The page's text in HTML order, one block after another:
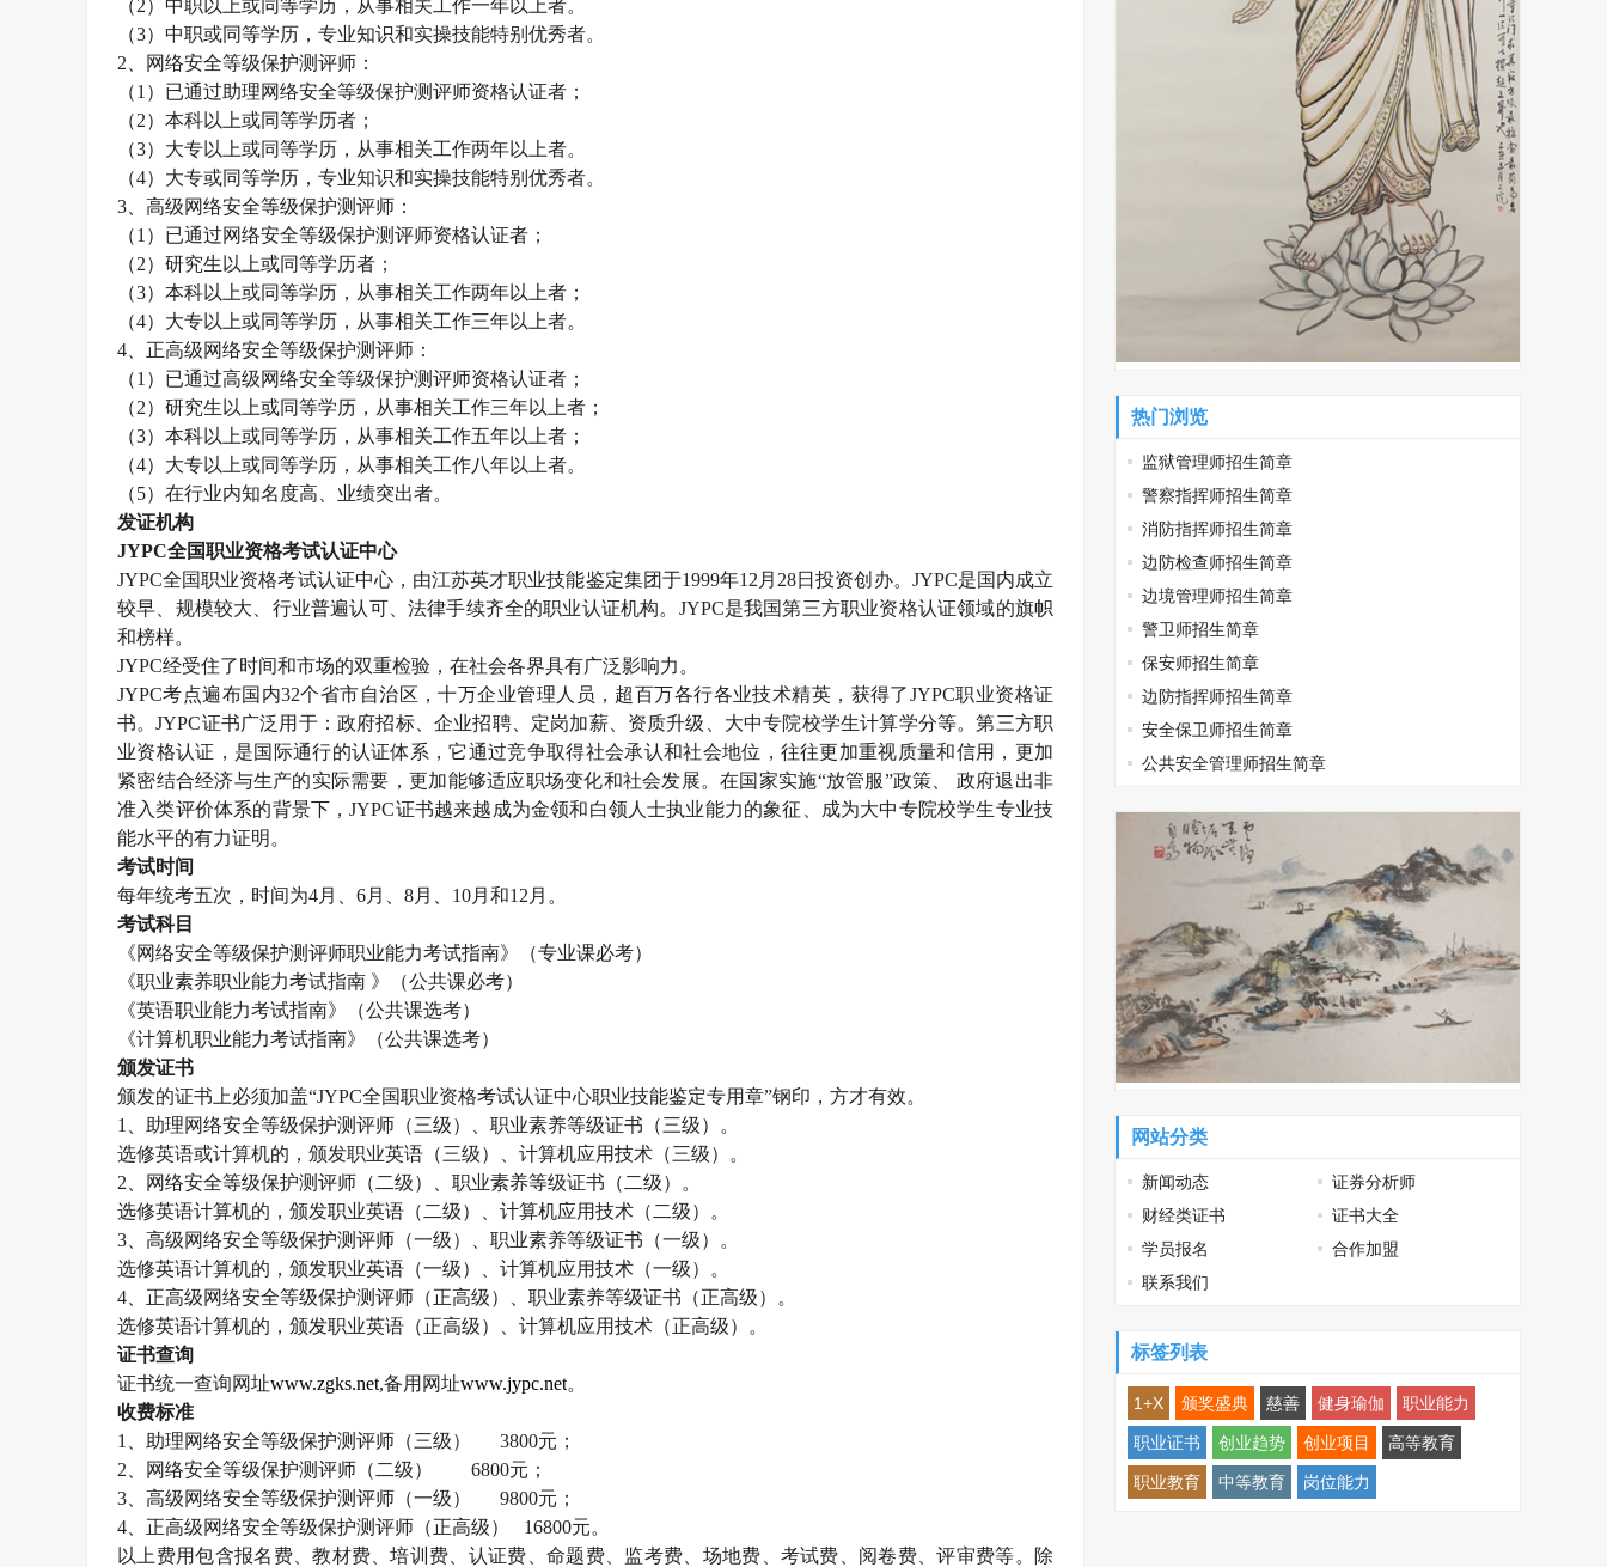
（ 2 ）中职以上或同等学历，从事相关工作一年以上者。
（3）中职或同等学历，专业知识和实操技能特别优秀者。
2 、网络安全等级保护测评师：
（1 ）已通过助理网络安全等级保护测评师资格认证者；
（2）本科以上或同等学历者；
（3）大专以上或同等学历，从事相关工作两年以上者。
（4）大专或同等学历，专业知识和实操技能特别优秀者。
3 、高级网络安全等级保护测评师：
（1 ）已通过网络安全等级保护测评师资格认证者；
（2）研究生以上或同等学历者；
（3）本科以上或同等学历，从事相关工作两年以上者；
（4）大专以上或同等学历，从事相关工作三年以上者。
4 、正高级网络安全等级保护测评师：
（1 ）已通过高级网络安全等级保护测评师资格认证者；
（2）研究生以上或同等学历，从事相关工作三年以上者；
（3）本科以上或同等学历，从事相关工作五年以上者；
（4）大专以上或同等学历，从事相关工作八年以上者。
（5）在行业内知名度高、业绩突出者。
发证机构
JYPC全国职业资格考试认证中心
JYPC全国职业资格考试认证中心，由江苏英才职业技能鉴定集团于1999年12 月 28日投资创办。 JYPC是国内成立
较早、规模较大、行业普遍认可、法律手续齐全的职业认证机构。 JYPC是我国第三方职业资格认证领域的旗帜
和榜样。
JYPC经受住了时间和市场的双重检验，在社会各界具有广泛影响力。
JYPC考点遍布国内32个省市自治区，十万企业管理人员，超百万各行各业技术精英，获得了JYPC职业资格证
书。JYPC证书广泛用于：政府招标、企业招聘、定岗加薪、资质升级、大中专院校学生计算学分等。第三方职
业资格认证，是国际通行的认证体系，它通过竞争取得社会承认和社会地位，往往更加重视质量和信用，更加
紧密结合经济与生产的实际需要，更加能够适应职场变化和社会发展。在国家实施“放管服”政策、 政府退出非
准入类评价体系的背景下，JYPC证书越来越成为金领和白领人士执业能力的象征、成为大中专院校学生专业技
能水平的有力证明。
考试时间
每年统考五次，时间为4月、 6月、 8月、 10月和12 月。
考试科目
《网络安全等级保护测评师职业能力考试指南》（专业课必考）
《职业素养职业能力考试指南 》（公共课必考）
《英语职业能力考试指南》（公共课选考）
《计算机职业能力考试指南》（公共课选考）
颁发证书
颁发的证书上必须加盖“JYPC全国职业资格考试认证中心职业技能鉴定专用章”钢印，方才有效。
1
、助理网络安全等级保护测评师（三级）、职业素养等级证书（三级）。
选修英语或计算机的，颁发职业英语（三级）、计算机应用技术（三级）。
2 、网络安全等级保护测评师（二级）、职业素养等级证书（二级）。
选修英语计算机的，颁发职业英语（二级）、计算机应用技术（二级）。
3 、高级网络安全等级保护测评师（一级）、职业素养等级证书（一级）。
选修英语计算机的，颁发职业英语（一级）、计算机应用技术（一级）。
4 、正高级网络安全等级保护测评师（正高级）、职业素养等级证书（正高级）。
选修英语计算机的，颁发职业英语（正高级）、计算机应用技术（正高级）。
证书查询
证书统一查询网址www.zgks.net,备用网址www.jypc.net。
收费标准
1
、助理网络安全等级保护测评师（三级） 3800元；
2 、网络安全等级保护测评师（二级） 6800元；
3 、高级网络安全等级保护测评师（一级） 9800元；
4 、正高级网络安全等级保护测评师（正高级） 16800元。
以上费用包含报名费、教材费、培训费、认证费、命题费、监考费、场地费、考试费、阅卷费、评审费等。除
热门浏览
监狱管理师招生简章
警察指挥师招生简章
消防指挥师招生简章
边防检查师招生简章
边境管理师招生简章
警卫师招生简章
保安师招生简章
边防指挥师招生简章
安全保卫师招生简章
公共安全管理师招生简章
网站分类
新闻动态
证券分析师
财经类证书
证书大全
学员报名
合作加盟
联系我们
标签列表
1+X 颁奖盛典 慈善 健身瑜伽 职业能力
职业证书 创业趋势 创业项目 高等教育
职业教育 中等教育 岗位能力